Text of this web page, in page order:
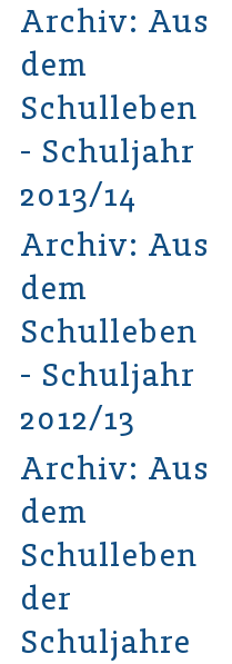
Archiv: Aus
dem
Schulleben
- Schuljahr
2013/14
Archiv: Aus
dem
Schulleben
- Schuljahr
2012/13
Archiv: Aus
dem
Schulleben
der
Schuljahre